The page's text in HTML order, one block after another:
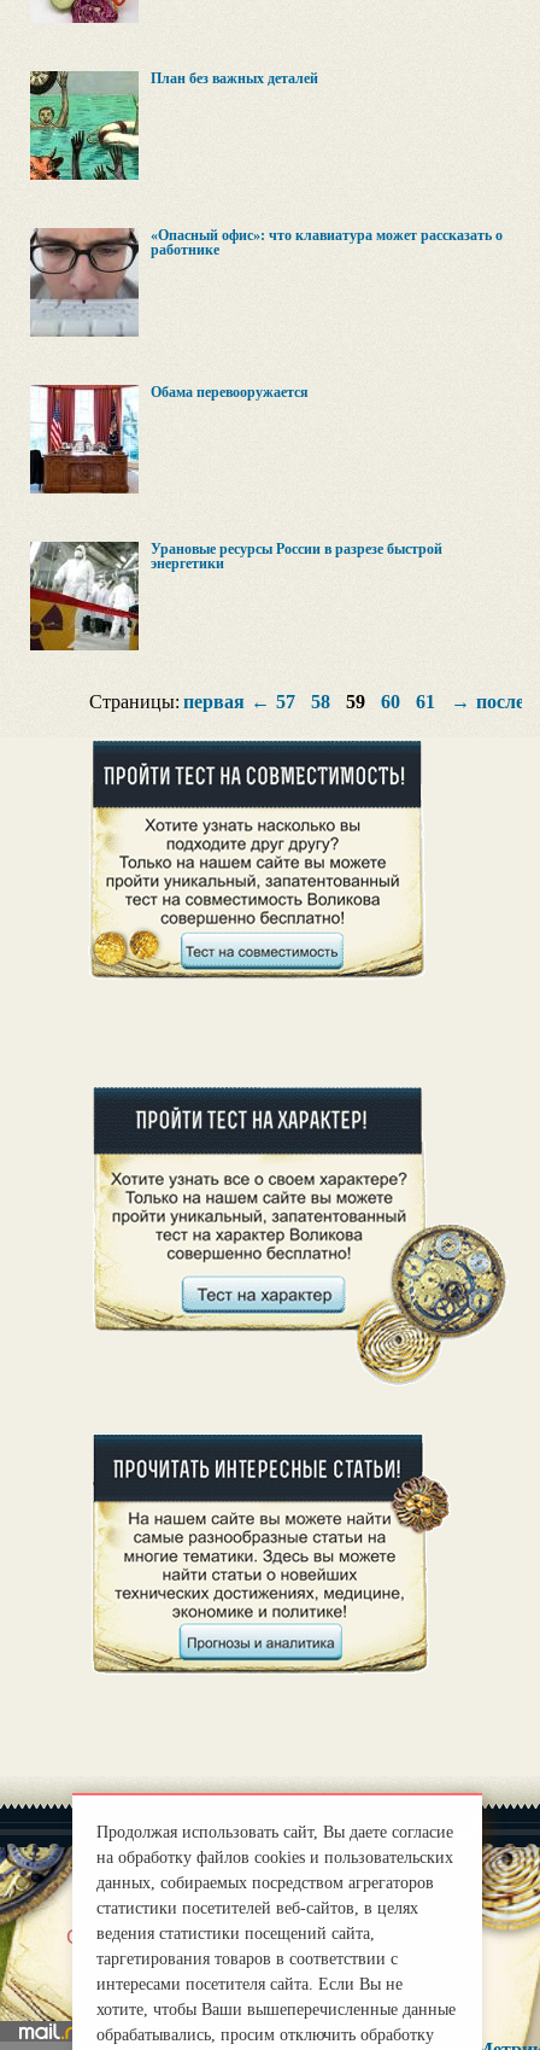
План без важных деталей
«Опасный офис»: что клавиатура может рассказать о
работнике
Обама перевооружается
Урановые ресурсы России в разрезе быстрой
энергетики
Страницы: первая ← 57 58 59 60 61 →
О нас |
mirprognoz@mail.ru
Продолжая использовать сайт, Вы даете согласие
на обработку файлов cookies и пользовательских
данных, собираемых посредством агрегаторов
статистики посетителей веб-сайтов, в целях
ведения статистики посещений сайта,
таргетирования товаров в соответствии с
интересами посетителя сайта. Если Вы не
хотите, чтобы Ваши вышеперечисленные данные
обрабатывались, просим отключить обработку